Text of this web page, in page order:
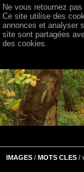
IMAGES / MOTS CLES /
Ne vous retournez
Ce site utilise des
annonces et analyser
site sont partagées
des cookies.